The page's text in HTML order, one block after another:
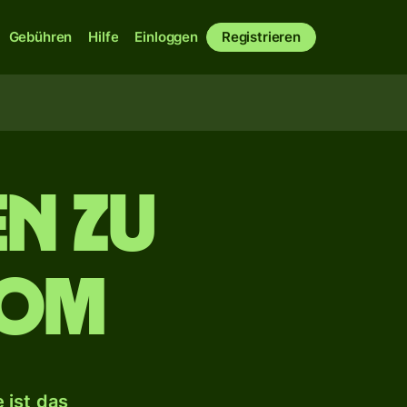
Gebühren Hilfe Einloggen Registrieren
zu
ist das